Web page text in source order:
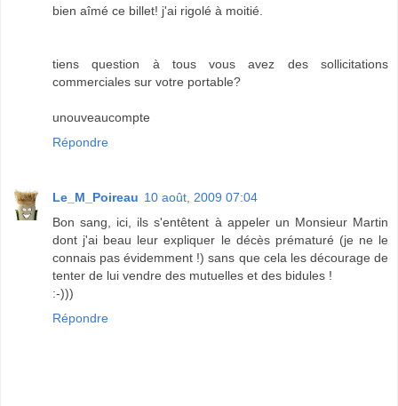
bien aîmé ce billet! j'ai rigolé à moitié.
tiens question à tous vous avez des sollicitations
commerciales sur votre portable?
unouveaucompte
Répondre
Le_M_Poireau 10 août, 2009 07:04
Bon sang, ici, ils s'entêtent à appeler un Monsieur Martin
dont j'ai beau leur expliquer le décès prématuré (je ne le
connais pas évidemment !) sans que cela les décourage de
tenter de lui vendre des mutuelles et des bidules !
:-)))
Répondre